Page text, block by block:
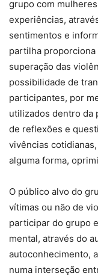
grupo com
experiências,
sentimentos e
partilha
superação das
possibilidade de
participantes, por
utilizados dentro da
de reflexões e
vivências
alguma forma,
O público alvo do
vítimas ou não de
participar do grupo
mental, através do
autoconhecimento,
numa interseção